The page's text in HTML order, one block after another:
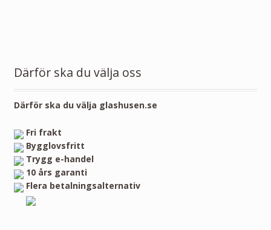
Därför ska du välja oss
Därför ska du välja glashusen.se
Fri frakt
Bygglovsfritt
Trygg e-handel
10 års garanti
Flera betalningsalternativ